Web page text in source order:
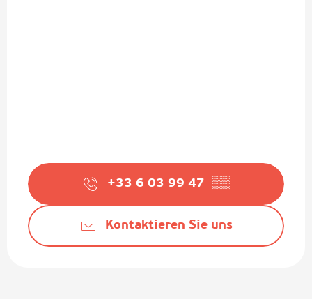
+33 6 03 99 47 ▒▒
Kontaktieren Sie uns